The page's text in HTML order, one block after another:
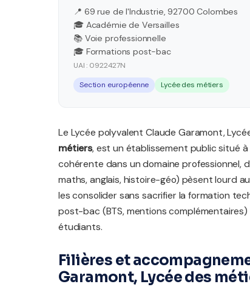
📍 69 rue de l'Industrie, 92700 Colombes
🎓 Académie de Versailles
📚 Voie professionnelle
🎓 Formations post-bac
UAI : 0922427N
Section européenne
Lycée des métiers
Le Lycée polyvalent Claude Garamont,
métiers, est un établissement public situé
cohérente dans un domaine professionnel,
maths, anglais, histoire-géo) pèsent lourd
les consolider sans sacrifier la formation
post-bac (BTS, mentions
étudiants.
Filières et
Garamont, Lycée des